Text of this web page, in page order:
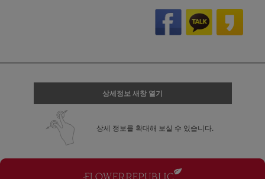
상세정보 새창 열기
상세 정보를 확대해 보실 수 있습니다.